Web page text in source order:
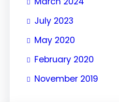
July 2023
May 2020
February 2020
November 2019